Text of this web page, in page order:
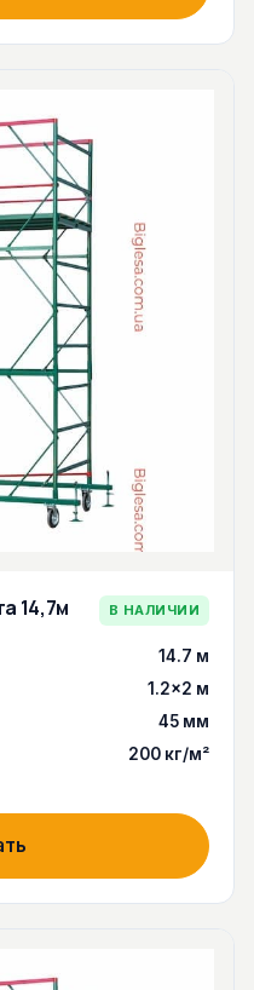
14,7м
В НАЛИЧИИ
14.7 м
1.2×2 м
45 мм
200 кг/м²